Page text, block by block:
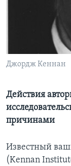
Learning English
СОЦИАЛЬНЫЕ СЕТИ
Языки
Джордж Кеннан
Действия
причинами
Известный
(Kennan